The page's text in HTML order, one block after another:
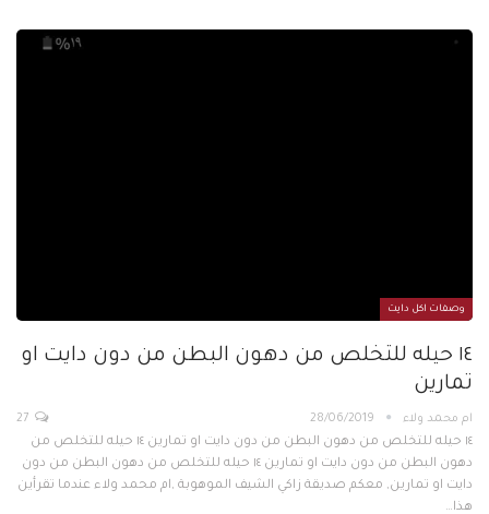
وصفات اكل دايت
١٤ حيله للتخلص من دهون البطن من دون دايت او
تمارين
ام محمد ولاء 28/06/2019
١٤ حيله للتخلص من دهون البطن من دون دايت او تمارين ١٤ حيله للتخلص من
دهون البطن من دون دايت او تمارين ١٤ حيله للتخلص من دهون البطن من دون
دايت او تمارين, معكم صديقة زاكي الشيف الموهوبة ,ام محمد ولاء عندما تقرأين
هذا…